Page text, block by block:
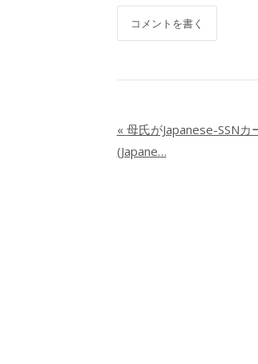
コメントを書く
« 母氏がJapanese-SSNカ
(Japane…